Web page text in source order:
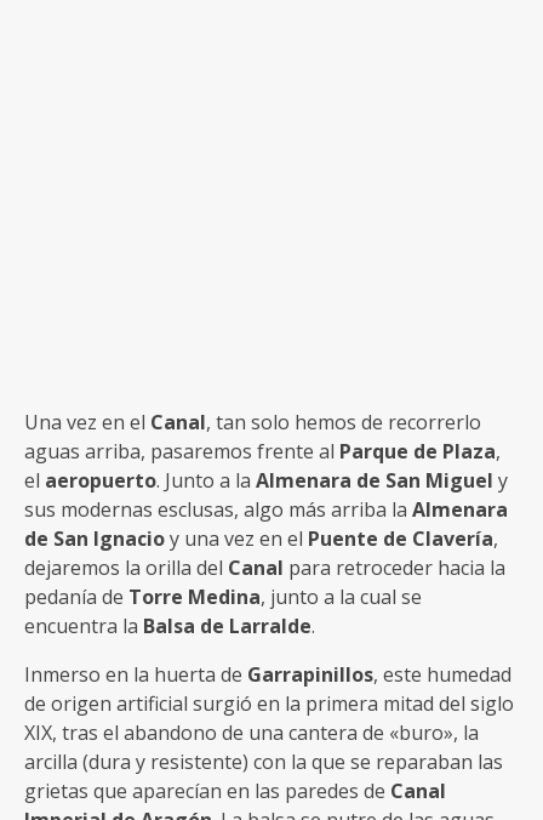
Una vez en el Canal, tan solo hemos de recorrerlo
aguas arriba, pasaremos frente al Parque de Plaza,
el aeropuerto. Junto a la Almenara de San Miguel y
sus modernas esclusas, algo más arriba la Almenara
de San Ignacioy una vez en el Puente de Clavería,
dejaremos la orilla del Canal para retroceder hacia la
pedanía de Torre Medina, junto a la cual se
encuentra la Balsa de Larralde.
Inmerso en la huerta de Garrapinillos, este humedad
de origen artificial surgió en la primera mitad del siglo
XIX, tras el abandono de una cantera de «buro», la
arcilla (dura y resistente) con la que se reparaban las
grietas que aparecían en las paredes de Canal